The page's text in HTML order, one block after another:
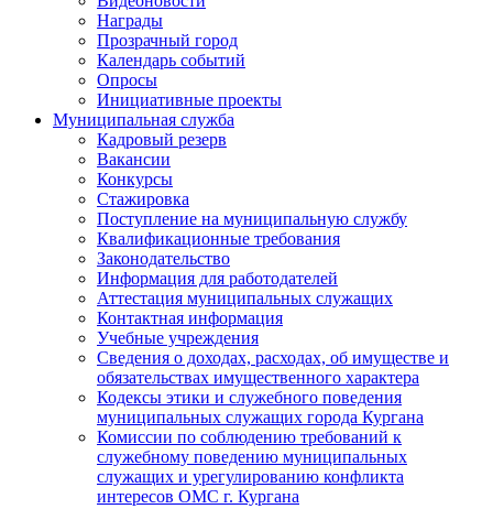
Награды
Прозрачный город
Календарь событий
Опросы
Инициативные проекты
Муниципальная служба
Кадровый резерв
Вакансии
Конкурсы
Стажировка
Поступление на муниципальную службу
Квалификационные требования
Законодательство
Информация для работодателей
Аттестация муниципальных служащих
Контактная информация
Учебные учреждения
Сведения о доходах, расходах, об имуществе и
обязательствах имущественного характера
Кодексы этики и служебного поведения
муниципальных служащих города Кургана
Комиссии по соблюдению требований к
служебному поведению муниципальных
служащих и урегулированию конфликта
интересов ОМС г. Кургана